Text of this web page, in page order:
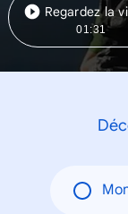
Regardez la
01:31